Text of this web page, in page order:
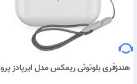
هندزفری بلوتوثی ریمکس مدل ایرپادز پرو2